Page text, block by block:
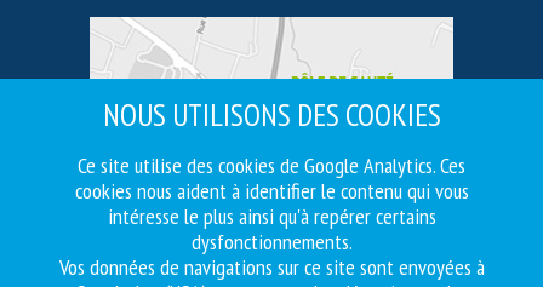
NOUS UTILISONS DES COOKIES
Ce site utilise des cookies de Google Analytics. Ces
cookies nous aident à identifier le contenu qui vous
intéresse le plus ainsi qu'à repérer certains
dysfonctionnements.
Vos données de navigations sur ce site sont envoyées à